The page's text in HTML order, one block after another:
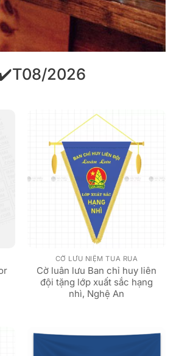
2026
CỜ LƯU NIỆM TUA RUA
Cờ luân lưu Ban chỉ huy liên
đội tặng lớp xuất sắc hạng
nhì, Nghệ An